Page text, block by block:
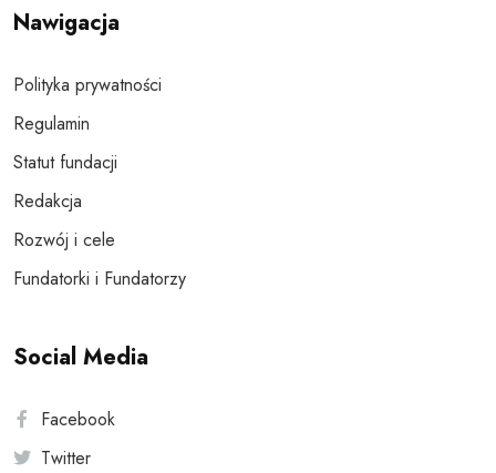
Nawigacja
Polityka prywatności
Regulamin
Statut fundacji
Redakcja
Rozwój i cele
Fundatorki i Fundatorzy
Social Media
Facebook
Twitter